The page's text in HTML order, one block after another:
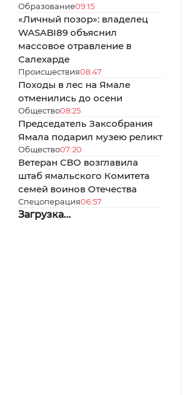
Образование09:15
«Личный позор»: владелец
WASABI89 объяснил
массовое отравление в
Салехарде
Происшествия08:47
Походы в лес на Ямале
отменились до осени
Общество08:25
Председатель Заксобрания
Ямала подарил музею реликт
Общество07:20
Ветеран СВО возглавила
штаб ямальского Комитета
семей воинов Отечества
Спецоперация06:57
Загрузка...